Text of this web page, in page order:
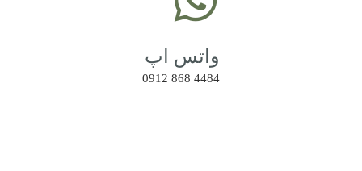
واتس اپ
4484 868 0912